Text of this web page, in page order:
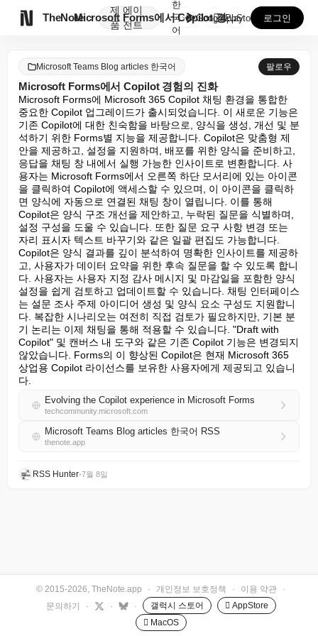
TheNote
제
품
에이
전트
Microsoft Forms에서 Copilot 경험의 ...
한
국
어
GooglePlay
AppStore 로그인
Microsoft Teams Blog articles 한국어 팔로우
Microsoft Forms에서 Copilot 경험의 진화
Microsoft Forms에 Microsoft 365 Copilot 채팅 환경을 통합한
중요한 Copilot 업그레이드가 출시되었습니다. 이 새로운 기능은
기존 Copilot에 대한 친숙함을 바탕으로, 양식을 생성, 개선 및 분
석하기 위한 Forms별 지능을 제공합니다. Copilot은 맞춤형 제
안을 제공하고, 설정을 지원하며, 배포를 위한 양식을 준비하고,
응답을 채팅 창 내에서 실행 가능한 인사이트로 변환합니다. 사
용자는 Microsoft Forms에서 오른쪽 하단 모서리에 있는 아이콘
을 클릭하여 Copilot에 액세스할 수 있으며, 이 아이콘을 클릭하
면 양식에 자동으로 연결된 채팅 창이 열립니다. 이를 통해
Copilot은 양식 구조 개선을 제안하고, 누락된 질문을 식별하며,
설정 구성을 도울 수 있습니다. 또한 질문 요구 사항 변경 또는
자리 표시자 텍스트 바꾸기와 같은 일괄 편집도 가능합니다.
Copilot은 양식 결과를 깊이 분석하여 명확한 인사이트를 제공하
고, 사용자가 데이터 요약을 위한 후속 질문을 할 수 있도록 합니
다. 사용자는 사용자 지정 감사 메시지 및 마감일을 포함한 양식
설정을 쉽게 검토하고 업데이트할 수 있습니다. 채팅 인터페이스
는 설문 조사 주제 아이디어 생성 및 양식 요소 구성도 지원합니
다. 복잡한 시나리오는 여전히 직접 검토가 필요하지만, 기본 분
기 논리는 이제 채팅을 통해 적용할 수 있습니다. "Draft with
Copilot" 및 캔버스 내 도구와 같은 기존 Copilot 기능은 변경되지
않았습니다. Forms의 이 향상된 Copilot은 현재 Microsoft 365
상업용 Copilot 라이선스를 보유한 사용자에게 제공되고 있습니
다.
Evolving the Copilot experience in Microsoft Forms
techcommunity.microsoft.com
Microsoft Teams Blog articles 한국어 RSS
thenote.app
RSS Hunter•7월 8일
© 2015-2026, TheNote.app · 개인정보 보호정책 · 이용 약관
·
문의하기
· · · 갤럭시 스토어
 AppStore
 MacOS